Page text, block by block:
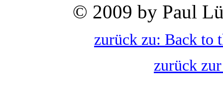
© 2009 by Paul
zurück zu: Back to
zurück